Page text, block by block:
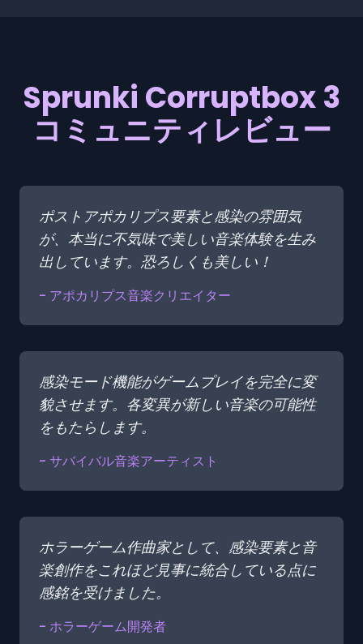
Sprunki Corruptbox 3
コミュニティレビュー
ポストアポカリプス要素と感染の雰囲気
が、本当に不気味で美しい音楽体験を生み
出しています。恐ろしくも美しい！
- アポカリプス音楽クリエイター
感染モード機能がゲームプレイを完全に変
貌させます。各変異が新しい音楽の可能性
をもたらします。
- サバイバル音楽アーティスト
ホラーゲーム作曲家として、感染要素と音
楽創作をこれほど見事に統合している点に
感銘を受けました。
- ホラーゲーム開発者